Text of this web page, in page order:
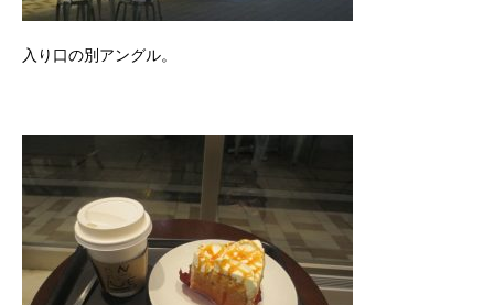
入り口の別アングル。